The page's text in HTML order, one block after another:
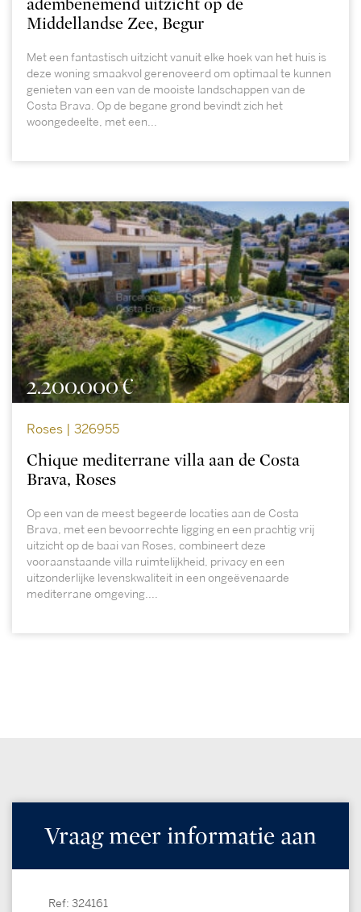
adembenemend uitzicht op de
Middellandse Zee, Begur
Met een fantastisch uitzicht vanuit elke hoek van het huis is
deze woning smaakvol gerenoveerd om optimaal te kunnen
genieten van een van de mooiste landschappen van de
Costa Brava. Op de begane grond bevindt zich het
woongedeelte, met een...
2.200.000 €
Roses | 326955
Chique mediterrane villa aan de Costa
Brava, Roses
Op een van de meest begeerde locaties aan de Costa
Brava, met een bevoorrechte ligging en een prachtig vrij
uitzicht op de baai van Roses, combineert deze
vooraanstaande villa ruimtelijkheid, privacy en een
uitzonderlijke levenskwaliteit in een ongeëvenaarde
mediterrane omgeving....
Vraag meer informatie aan
Ref: 324161